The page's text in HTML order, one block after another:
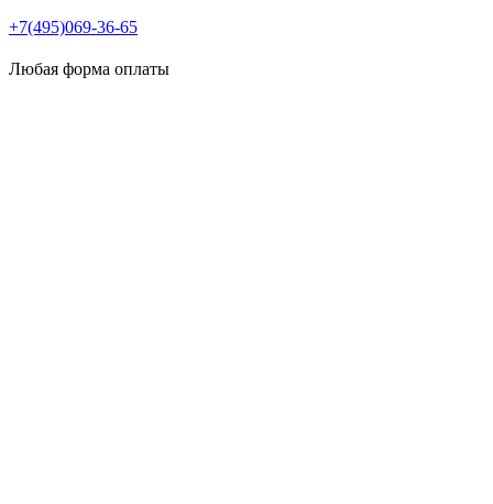
+7(495)069-36-65
Любая форма оплаты